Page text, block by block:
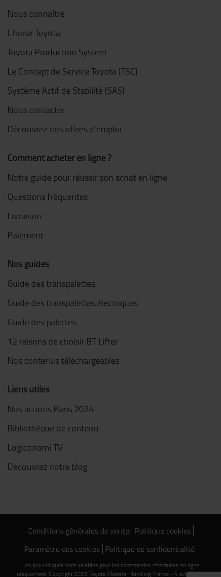
Nous connaître
Choisir Toyota
Toyota Production System
Le Concept de Service Toyota (TSC)
Système Actif de Stabilité (SAS)
Nous contacter
Découvrez nos offres d'emploi
Comment acheter en ligne ?
Notre guide pour réussir son achat en ligne
Questions fréquentes
Livraison
Paiement
Nos guides
Guide des transpalettes
Guide des transpalettes électriques
Guide des palettes
12 raisons de choisir BT Lifter
Nos contenus téléchargeables
Liens utiles
Nos actions Paris 2024
Bibliothèque de contenu
Logiconomi TV
Découvrez notre blog
Conditions générales de vente Politique cookies
Paramètre des cookies Politique de confidentialité
Les prix indiqués sont valables pour les commandes effectuées en ligne
uniquement. Copyright 2026 Toyota Material Handling France - 4 avenue de